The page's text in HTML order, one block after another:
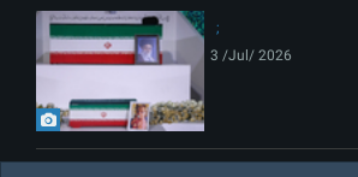
3 /Jul/ 2026